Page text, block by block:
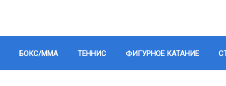
БОКС/ММА ТЕННИС ФИГУРНОЕ КАТАНИЕ